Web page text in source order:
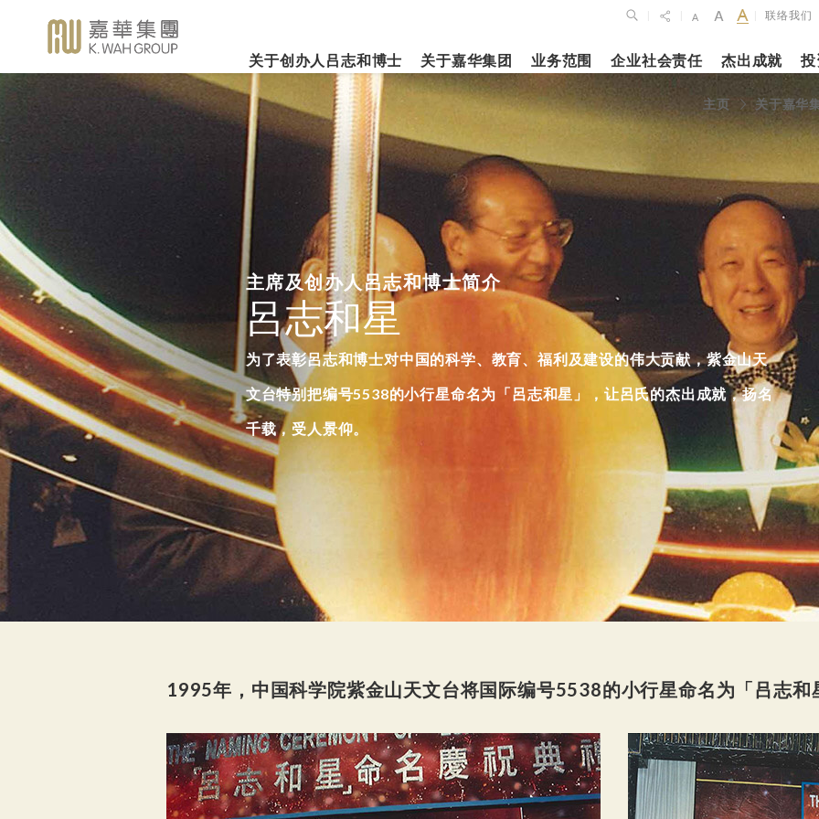
联络我们
关于创办人吕志和博士
事业里程
详细履历
关于嘉华集团
集团简介
嘉华故事
创办人吕志和博士简介
业务范围
业务概览
房地产 酒店
企业社会责任
企业社会责任
乐助社群
环境保护
支持教育
推广文康
关怀员工
环境、社会及管治报告
新闻焦点
2023年10月
上海交通大学
志和科学园」
揭幕
更多内容
杰出成就
嘉华国际集团有限公司
（股份代号：00173）
银河娱乐集团有限公司
（股份代号：00027）
投资者联系
企业文化
事业发展
工作与生活平衡
职位空缺
深切怀念吕志和
博士 - 消息发布
「一嘉人」专栏
《嘉天下通讯》
及专题故事
图片库
媒体查询
新闻焦点
2026年3月27日
嘉华国际公布2025年全年
业绩业务维持平稳发展
更多内容
2026年2月26
银娱公布2025
及全年业绩
更多内容
主页 关于嘉华
主席及创办人呂志和博士简介
呂志和星
为了表彰呂志和博士对中国的科学、教育、福利及建设的伟大贡献，紫金山天
文台特别把编号5538的小行星命名为「呂志和星」，让呂氏的杰出成就，扬名
千载，受人景仰。
1995年，中国科学院紫金山天文台将国际编号5538的小行星命名为「吕志和